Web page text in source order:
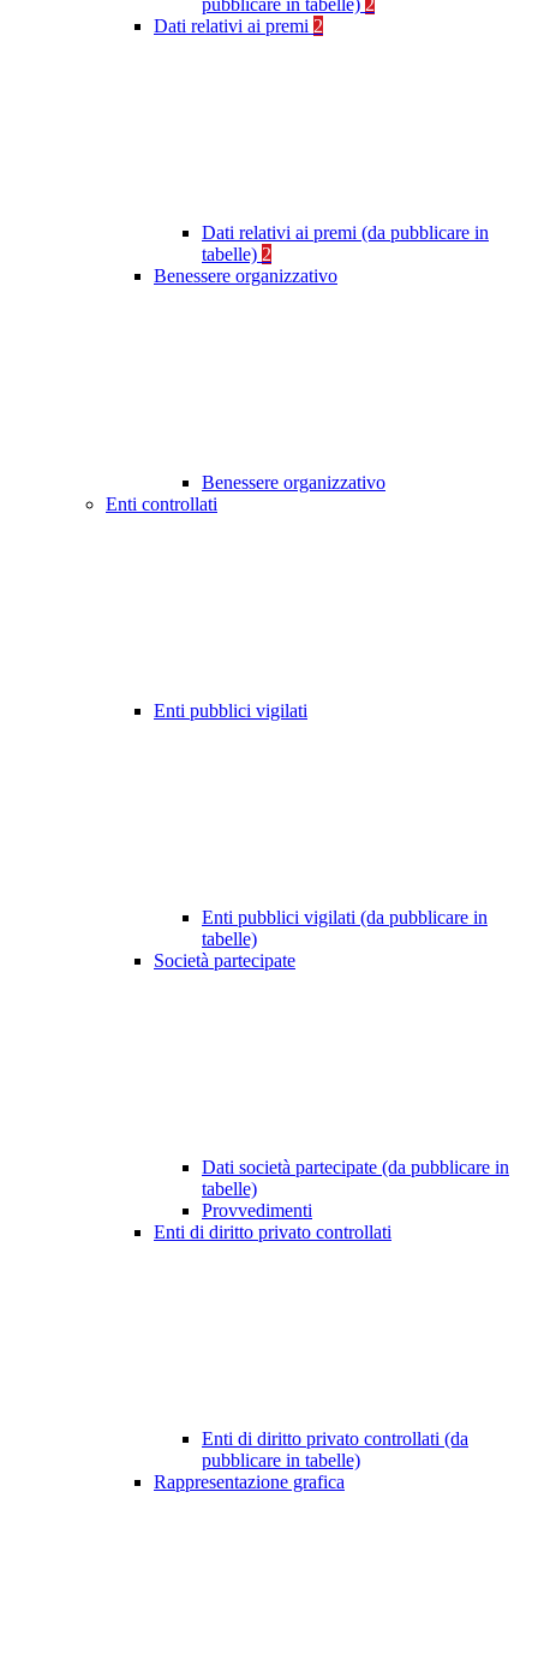
pubblicare in tabelle) 2
Dati relativi ai premi 2
Dati relativi ai premi (da pubblicare in
tabelle) 2
Benessere organizzativo
Benessere organizzativo
Enti controllati
Enti pubblici vigilati
Enti pubblici vigilati (da pubblicare in
tabelle)
Società partecipate
Dati società partecipate (da pubblicare in
tabelle)
Provvedimenti
Enti di diritto privato controllati
Enti di diritto privato controllati (da
pubblicare in tabelle)
Rappresentazione grafica